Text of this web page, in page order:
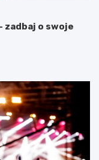
zadbaj o swoje